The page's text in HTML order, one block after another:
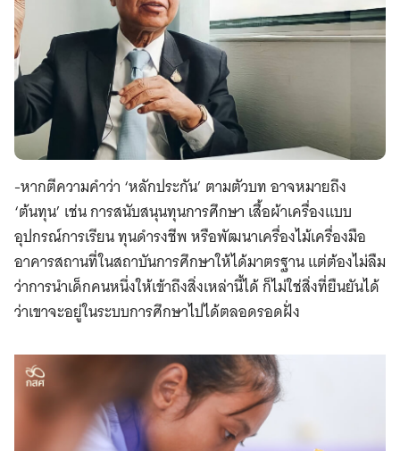
-หากตีความคำว่า ‘หลักประกัน’ ตามตัวบท อาจหมายถึง
‘ต้นทุน’ เช่น การสนับสนุนทุนการศึกษา เสื้อผ้าเครื่องแบบ
อุปกรณ์การเรียน ทุนดำรงชีพ หรือพัฒนาเครื่องไม้เครื่องมือ
อาคารสถานที่ในสถาบันการศึกษาให้ได้มาตรฐาน แต่ต้องไม่ลืม
ว่าการนำเด็กคนหนึ่งให้เข้าถึงสิ่งเหล่านี้ได้ ก็ไม่ใช่สิ่งที่ยืนยันได้
ว่าเขาจะอยู่ในระบบการศึกษาไปได้ตลอดรอดฝั่ง